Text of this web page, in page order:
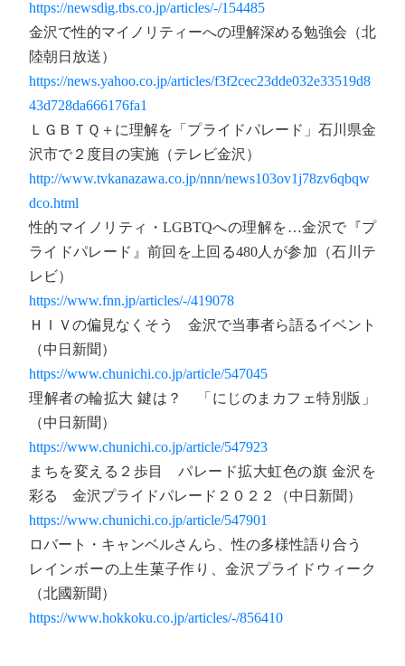
https://newsdig.tbs.co.jp/articles/-/154485
金沢で性的マイノリティーへの理解深める勉強会（北
陸朝日放送）
https://news.yahoo.co.jp/articles/f3f2cec23dde032e33519d8
43d728da666176fa1
ＬＧＢＴＱ＋に理解を「プライドパレード」石川県金
沢市で２度目の実施（テレビ金沢）
http://www.tvkanazawa.co.jp/nnn/news103ov1j78zv6qbqw
dco.html
性的マイノリティ・LGBTQへの理解を…金沢で『プ
ライドパレード』前回を上回る480人が参加（石川テ
レビ）
https://www.fnn.jp/articles/-/419078
ＨＩＶの偏見なくそう 金沢で当事者ら語るイベント
（中日新聞）
https://www.chunichi.co.jp/article/547045
理解者の輪拡大 鍵は？ 「にじのまカフェ特別版」
（中日新聞）
https://www.chunichi.co.jp/article/547923
まちを変える２歩目 パレード拡大虹色の旗 金沢を
彩る 金沢プライドパレード２０２２（中日新聞）
https://www.chunichi.co.jp/article/547901
ロバート・キャンベルさんら、性の多様性語り合う
レインボーの上生菓子作り、金沢プライドウィーク
（北國新聞）
https://www.hokkoku.co.jp/articles/-/856410